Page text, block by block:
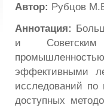
Автор: Рубцов
Аннотация:
и Советским
эффективными
исследований по
доступных